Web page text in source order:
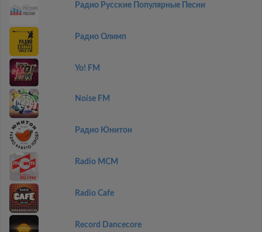
Радио Русские Популярные Песни
Радио Олимп
Yo! FM
Noise FM
Радио Юнитон
Radio MCM
Radio Cafe
Record Dancecore